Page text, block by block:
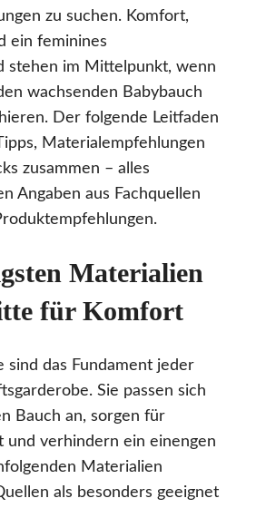
zu suchen. Komfort,
ein feminines
stehen im Mittelpunkt, wenn
wachsenden Babybauch
Der folgende Leitfaden
Materialempfehlungen
zusammen – alles
Angaben aus Fachquellen
Materialien
für Komfort
sind das Fundament jeder
Sie passen sich
Bauch an, sorgen für
und verhindern ein einengen
Materialien
als besonders geeignet